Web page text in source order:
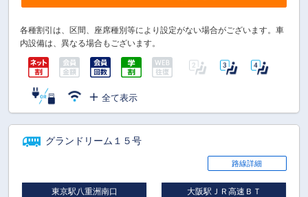
各種割引は、区間、座席種別等により設定がない場合がございます。車
内設備は、異なる場合もございます。
全て表示
グランドリーム１５号
路線詳細
東京駅八重洲南口 大阪駅ＪＲ高速ＢＴ